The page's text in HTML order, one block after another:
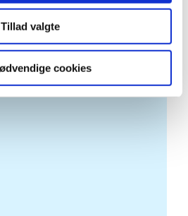
Tillad valgte
cookies